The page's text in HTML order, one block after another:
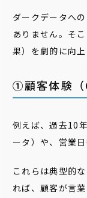
ダークデータへ
ありません。そ
果）を劇的に向
①顧客体験（
例えば、過去10
ータ）や、営業日
これらは典型的
れば、顧客が言